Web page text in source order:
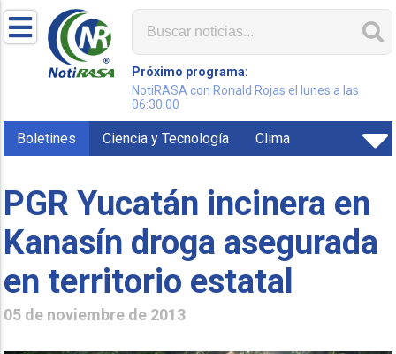
Próximo programa:
NotiRASA con Ronald Rojas el lunes a las
06:30:00
Boletines Ciencia y Tecnología Clima
PGR Yucatán incinera en
Kanasín droga asegurada
en territorio estatal
05 de noviembre de 2013